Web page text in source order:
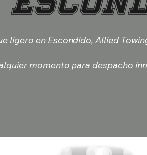
ligero en Escondido, Allied
momento para despacho